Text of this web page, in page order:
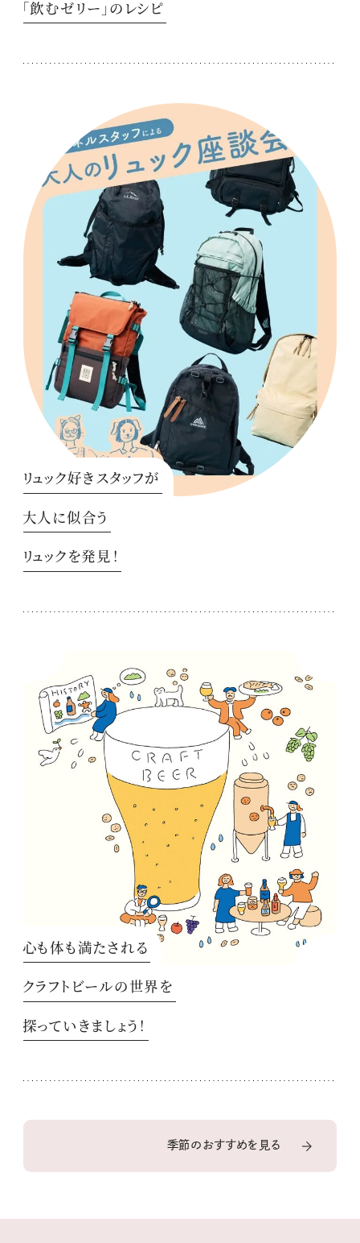
「飲むゼリー」のレシピ
リュック好きスタッフが
大人に似合う
リュックを発見！
心も体も満たされる
クラフトビールの世界を
探っていきましょう！
季節のおすすめを見る